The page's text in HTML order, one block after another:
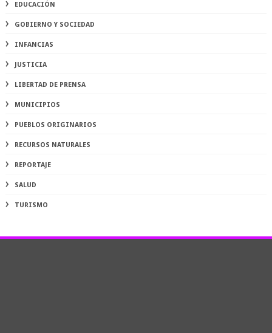
EDUCACIÓN
GOBIERNO Y SOCIEDAD
INFANCIAS
JUSTICIA
LIBERTAD DE PRENSA
MUNICIPIOS
PUEBLOS ORIGINARIOS
RECURSOS NATURALES
REPORTAJE
SALUD
TURISMO